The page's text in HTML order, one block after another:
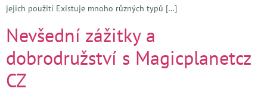
jejich použití Existuje mnoho různých typů […]
Nevšední zážitky a
dobrodružství s Magicplanetcz
CZ